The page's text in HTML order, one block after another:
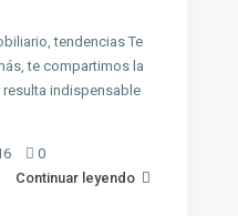
tendencias Te
te compartimos la
resulta indispensable
0
Continuar leyendo